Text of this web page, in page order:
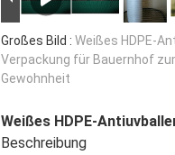
Großes Bild : Weißes HDPE-
Verpackung für Bauernhof
Gewohnheit
Weißes HDPE-
Beschreibung